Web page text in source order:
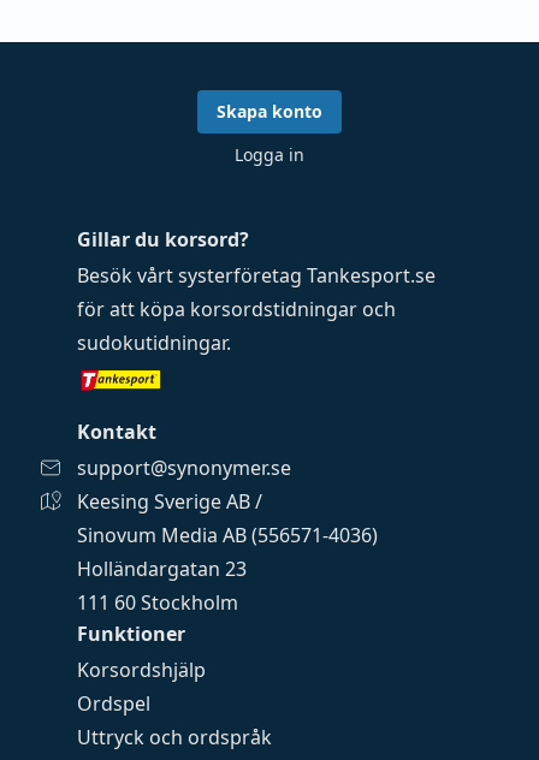
Funktioner
Korsordshjälp
Ordspel
Uttryck och ordspråk
Gillar du korsord?
Besök vårt systerföretag Tankesport.se
för att köpa korsordstidningar och
sudokutidningar.
Kontakt
support@synonymer.se
Keesing Sverige AB /
Sinovum Media AB (556571-4036)
Holländargatan 23
111 60 Stockholm
Skapa konto
Logga in